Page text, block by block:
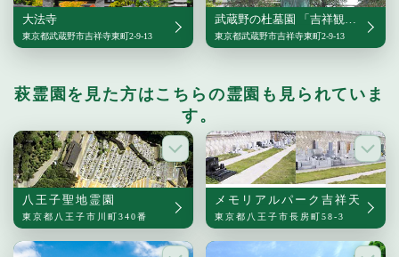
大法寺
東京都武蔵野市吉祥寺東町2-9-13 東京都武蔵野市吉祥寺東町2-9-13
萩霊園を見た方はこちらの霊園も見られていま
す。
八王子聖地霊園
東京都八王子市川町340番
メモリアルパーク吉祥天
東京都八王子市長房町58-3